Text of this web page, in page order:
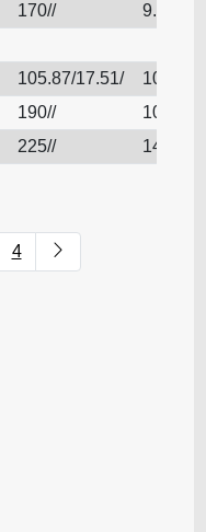
170//
9.8
105.87/17.51/
105.87
190//
10.6
225// 14
4